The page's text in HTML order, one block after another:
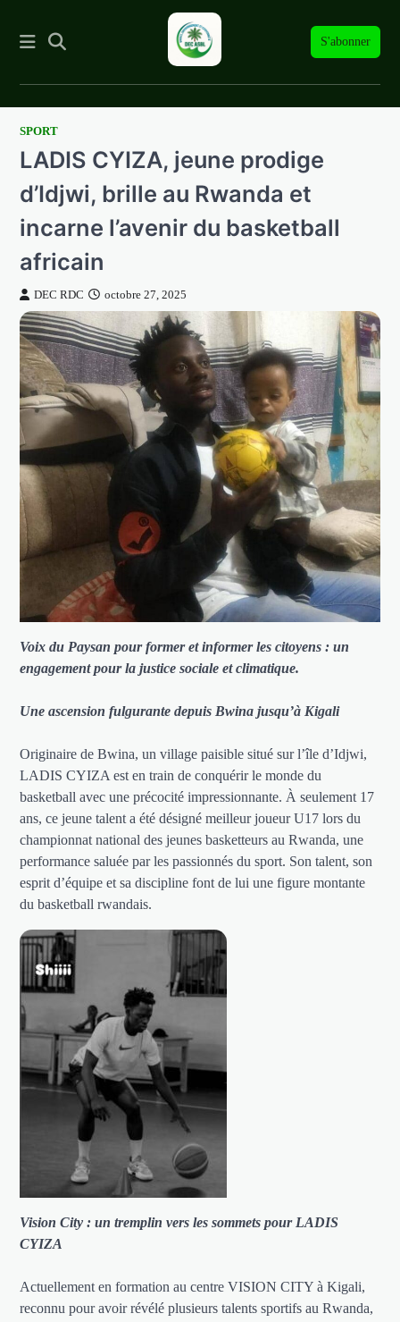
S'abonner
SkipSPORT
LADIS CYIZA, jeune prodige
d’Idjwi, brille au Rwanda et
incarne l’avenir du basketball
africain
DEC RDC octobre 27, 2025
Voix du Paysan pour former et informer les citoyens : un
engagement pour la justice sociale et climatique.
Une ascension fulgurante depuis Bwina jusqu’à Kigali
Originaire de Bwina, un village paisible situé sur l’île d’Idjwi,
LADIS CYIZA est en train de conquérir le monde du
basketball avec une précocité impressionnante. À seulement 17
ans, ce jeune talent a été désigné meilleur joueur U17 lors du
championnat national des jeunes basketteurs au Rwanda, une
performance saluée par les passionnés du sport. Son talent, son
esprit d’équipe et sa discipline font de lui une figure montante
du basketball rwandais.
Vision City : un tremplin vers les sommets pour LADIS
CYIZA
Actuellement en formation au centre VISION CITY à Kigali,
reconnu pour avoir révélé plusieurs talents sportifs au Rwanda,